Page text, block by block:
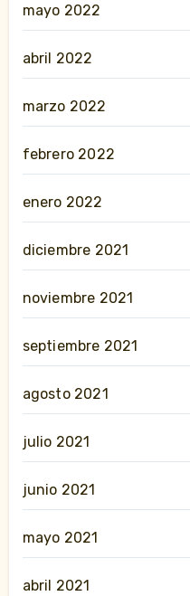
mayo 2022
abril 2022
marzo 2022
febrero 2022
enero 2022
diciembre 2021
noviembre 2021
septiembre 2021
agosto 2021
julio 2021
junio 2021
mayo 2021
abril 2021